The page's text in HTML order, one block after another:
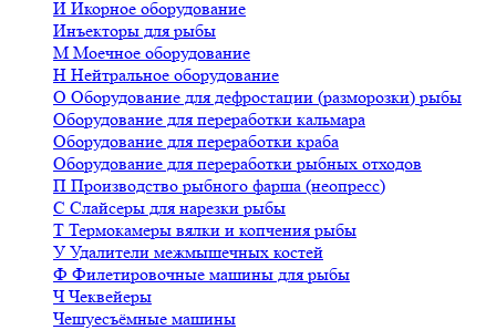
И Икорное оборудование
Инъекторы для рыбы
М Моечное оборудование
Н Нейтральное оборудование
О Оборудование для дефростации (разморозки) рыбы
Оборудование для переработки кальмара
Оборудование для переработки краба
Оборудование для переработки рыбных отходов
П Производство рыбного фарша (неопресс)
С Слайсеры для нарезки рыбы
Т Термокамеры вялки и копчения рыбы
У Удалители межмышечных костей
Ф Филетировочные машины для рыбы
ЧЧеквейеры
Чешуесъёмные машины